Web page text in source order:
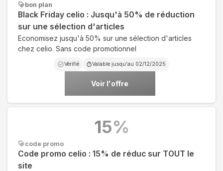
bon plan
Black Friday celio : Jusqu'à 50% de réduction
sur une sélection d'articles
Economisez jusqu'à 50% sur une sélection d'articles
chez celio. Sans code promotionnel
Vérifié Valable jusqu'au 02/12/2025
Voir l'offre
code promo
Code promo celio : 15% de réduc sur TOUT le
site
15%